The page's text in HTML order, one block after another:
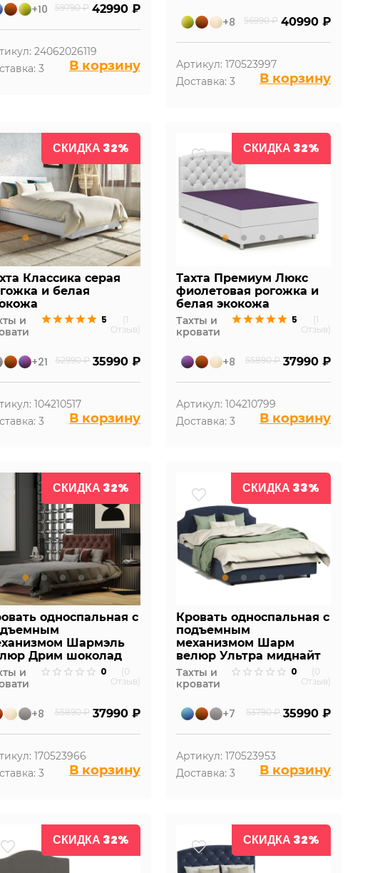
+10 59790 ₽ 42990 ₽
24062026119
3
В корзину
+8 56990 ₽ 40990 ₽
Артикул: 170523997
Доставка: 3
В корзину
СКИДКА 32%
Классика серая
и белая
и
5
(1
Отзыв)
+21 52990 ₽ 35990 ₽
104210517
3
В корзину
СКИДКА 32%
Тахта Премиум Люкс
фиолетовая рогожка и
белая экокожа
Тахты и
кровати
5
(1
Отзыв)
+8 55890 ₽ 37990 ₽
Артикул: 104210799
Доставка: 3
В корзину
СКИДКА 32%
односпальная с
Шармэль
Дрим шоколад
и
0
(0
Отзыв)
+8 55890 ₽ 37990 ₽
170523966
3
В корзину
СКИДКА 33%
Кровать односпальная с
подъемным
механизмом Шарм
велюр Ультра миднайт
Тахты и
кровати
0
(0
Отзыв)
+7 53790 ₽ 35990 ₽
Артикул: 170523953
Доставка: 3
В корзину
СКИДКА 32% СКИДКА 32%